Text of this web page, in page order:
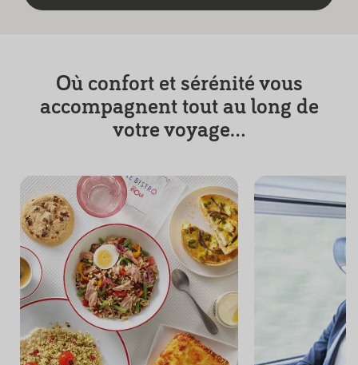
accompagnent tout au long de
votre voyage...